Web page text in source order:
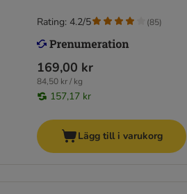
169,00 kr
84,50 kr / kg
157,17 kr
Rating: 4.2/5 (85)
Lägg till i varukorg